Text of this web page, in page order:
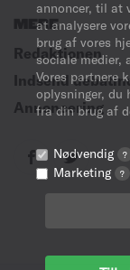
annoncer, til at
at analysere
brug af vores
sociale medier,
Vores partnere
oplysninger, du
fra din brug af
Nødvendig ?
Marketing ?
MERE
Redaktionen
Indsend
Annoncering